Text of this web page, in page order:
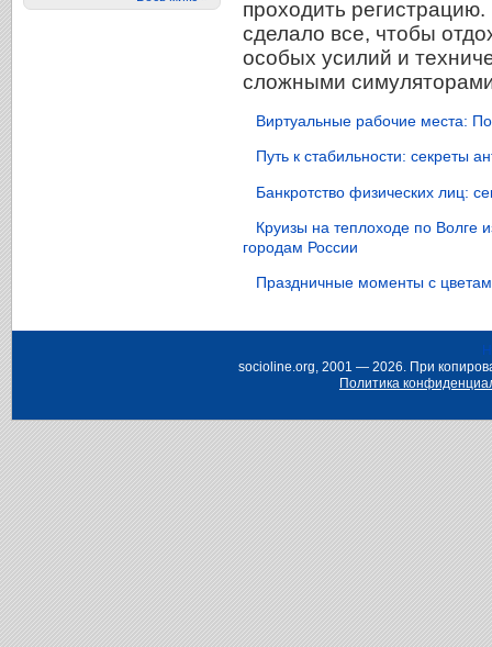
проходить
сделало все, чтобы
особых усилий и
сложными
Виртуальные рабочие места:
Путь к стабильности: секреты
Банкротство физических лиц:
Круизы на теплоходе по Волге
городам России
Праздничные моменты с
socioline.org, 2001 — 2026. При
Политика